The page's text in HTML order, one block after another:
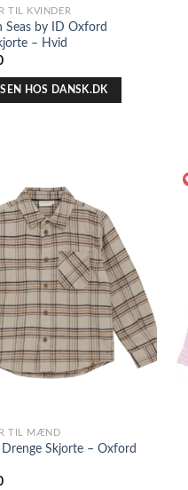
TIL KVINDER
Seas by ID Oxford
– Hvid
HOS DANSK.DK
TIL MÆND
Skjorte – Oxford